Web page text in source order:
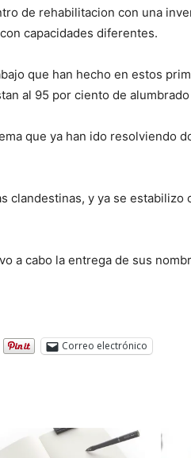
de rehabilitacion con una
capacidades diferentes.
que han hecho en estos
al 95 por ciento de
que ya han ido resolviendo
clandestinas, y ya se estabilizo
a cabo la entrega de sus
Correo electrónico